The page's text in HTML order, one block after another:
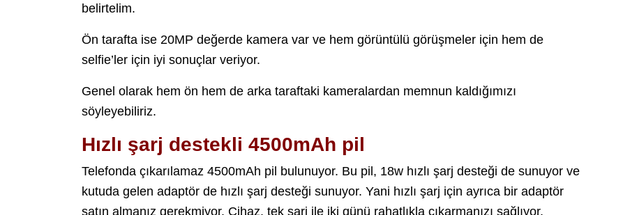
belirtelim.
Ön tarafta ise 20MP değerde kamera var ve hem görüntülü görüşmeler için hem de
selfie’ler için iyi sonuçlar veriyor.
Genel olarak hem ön hem de arka taraftaki kameralardan memnun kaldığımızı
söyleyebiliriz.
Hızlı şarj destekli 4500mAh pil
Telefonda çıkarılamaz 4500mAh pil bulunuyor. Bu pil, 18w hızlı şarj desteği de sunuyor ve
kutuda gelen adaptör de hızlı şarj desteği sunuyor. Yani hızlı şarj için ayrıca bir adaptör
satın almanız gerekmiyor. Cihaz, tek şarj ile iki günü rahatlıkla çıkarmanızı sağlıyor.